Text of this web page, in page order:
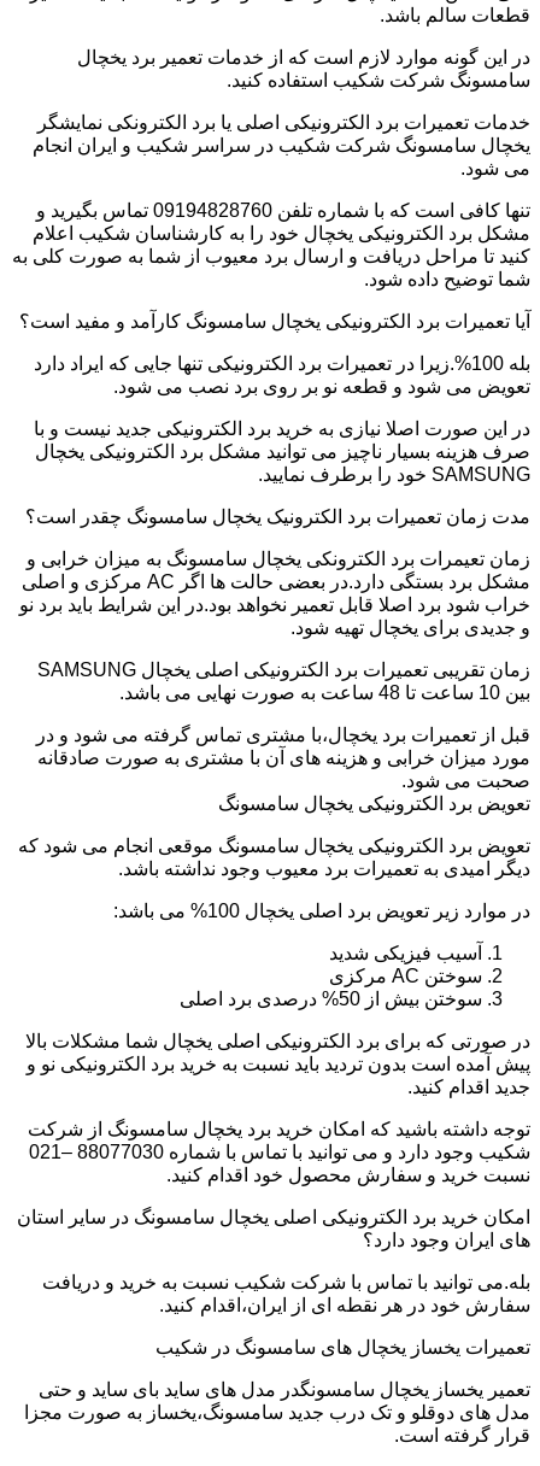
قطعات سالم باشد.
در این گونه موارد لازم است که از خدمات تعمیر برد یخچال
سامسونگ شرکت شکیب استفاده کنید.
خدمات تعمیرات برد الکترونیکی اصلی یا برد الکترونکی نمایشگر
یخچال سامسونگ شرکت شکیب در سراسر شکیب و ایران انجام
می شود.
تنها کافی است که با شماره تلفن 09194828760 تماس بگیرید و
مشکل برد الکترونیکی یخچال خود را به کارشناسان شکیب اعلام
کنید تا مراحل دریافت و ارسال برد معیوب از شما به صورت کلی به
شما توضیح داده شود.
آیا تعمیرات برد الکترونیکی یخچال سامسونگ کارآمد و مفید است؟
بله 100%.زیرا در تعمیرات برد الکترونیکی تنها جایی که ایراد دارد
تعویض می شود و قطعه نو بر روی برد نصب می شود.
در این صورت اصلا نیازی به خرید برد الکترونیکی جدید نیست و با
صرف هزینه بسیار ناچیز می توانید مشکل برد الکترونیکی یخچال
SAMSUNG خود را برطرف نمایید.
مدت زمان تعمیرات برد الکترونیک یخچال سامسونگ چقدر است؟
زمان تعیمرات برد الکترونکی یخچال سامسونگ به میزان خرابی و
مشکل برد بستگی دارد.در بعضی حالت ها اگر AC مرکزی و اصلی
خراب شود برد اصلا قابل تعمیر نخواهد بود.در این شرایط باید برد نو
و جدیدی برای یخچال تهیه شود.
زمان تقریبی تعمیرات برد الکترونیکی اصلی یخچال SAMSUNG
بین 10 ساعت تا 48 ساعت به صورت نهایی می باشد.
قبل از تعمیرات برد یخچال،با مشتری تماس گرفته می شود و در
مورد میزان خرابی و هزینه های آن با مشتری به صورت صادقانه
صحبت می شود.
تعویض برد الکترونیکی یخچال سامسونگ
تعویض برد الکترونیکی یخچال سامسونگ موقعی انجام می شود که
دیگر امیدی به تعمیرات برد معیوب وجود نداشته باشد.
در موارد زیر تعویض برد اصلی یخچال 100% می باشد:
آسیب فیزیکی شدید
سوختن AC مرکزی
سوختن بیش از 50% درصدی برد اصلی
در صورتی که برای برد الکترونیکی اصلی یخچال شما مشکلات بالا
پیش آمده است بدون تردید باید نسبت به خرید برد الکترونیکی نو و
جدید اقدام کنید.
توجه داشته باشید که امکان خرید برد یخچال سامسونگ از شرکت
شکیب وجود دارد و می توانید با تماس با شماره 88077030 –021
نسبت خرید و سفارش محصول خود اقدام کنید.
امکان خرید برد الکترونیکی اصلی یخچال سامسونگ در سایر استان
های ایران وجود دارد؟
بله.می توانید با تماس با شرکت شکیب نسبت به خرید و دریافت
سفارش خود در هر نقطه ای از ایران،اقدام کنید.
تعمیرات یخساز یخچال های سامسونگ در شکیب
تعمیر یخساز یخچال سامسونگدر مدل های ساید بای ساید و حتی
مدل های دوقلو و تک درب جدید سامسونگ،یخساز به صورت مجزا
قرار گرفته است.